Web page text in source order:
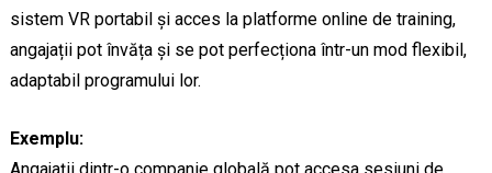
sistem VR portabil și acces la platforme online de training,
angajații pot învăța și se pot perfecționa într-un mod flexibil,
adaptabil programului lor.
Exemplu: